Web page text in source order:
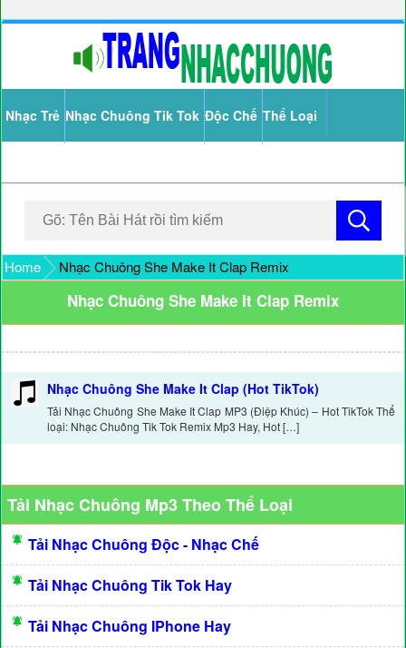
Nhạc Trẻ Nhạc Chuông Tik Tok Độc Chế Thể Loại
Home Nhạc Chuông She Make It Clap Remix
Nhạc Chuông She Make It Clap Remix
Nhạc Chuông She Make It Clap (Hot TikTok)
Tải Nhạc Chuông She Make It Clap MP3 (Điệp Khúc) – Hot TikTok Thể
loại: Nhạc Chuông Tik Tok Remix Mp3 Hay, Hot […]
Tải Nhạc Chuông Mp3 Theo Thể Loại
Tải Nhạc Chuông Độc - Nhạc Chế
Tải Nhạc Chuông Tik Tok Hay
Tải Nhạc Chuông IPhone Hay